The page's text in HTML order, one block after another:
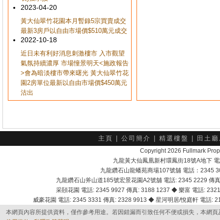
2023-04-20
黃大仙翠竹花園本月暫錄5宗買賣成交
最新3房戶以自由市場價$510萬元成交
2022-10-18
近日未有利好消息刺激樓市 入市觀望
氣氛持續濃厚 市場憧景明天<施政報告
>會為暗淡樓市帶來曙光 黃大仙翠竹花
園2房單位最新以自由市場價$450萬元
沽出
主頁 公司簡介 精選樓盤 田土
Copyright 2026 Fullmark
九龍黃大仙鳳凰新村環鳳街18號A地下
九龍鑽石山龍蟠苑商場107號舖 電話：2345
九龍鑽石山斧山道185號宏景花園A2號舖 電話: 2345 2229
采頣花園 電話: 2345 9927 傳真: 3188 1237 ◆ 樂富 電話:
威豪花園 電話: 2345 3331 傳真: 2328 9913 ◆ 星河明居/悅庭軒 電話
本網頁內容所提供資料，僅作參考用途。若因錯漏而引致任何不便或損失，本網